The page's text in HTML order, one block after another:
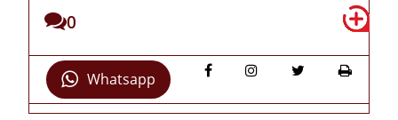
0
Whatsapp